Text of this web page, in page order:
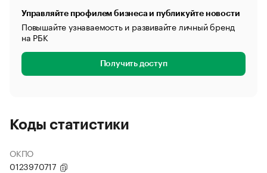
Управляйте профилем бизнеса и публикуйте новости
Повышайте узнаваемость и развивайте личный бренд
на РБК
Получить доступ
Коды статистики
ОКПО
0123970717